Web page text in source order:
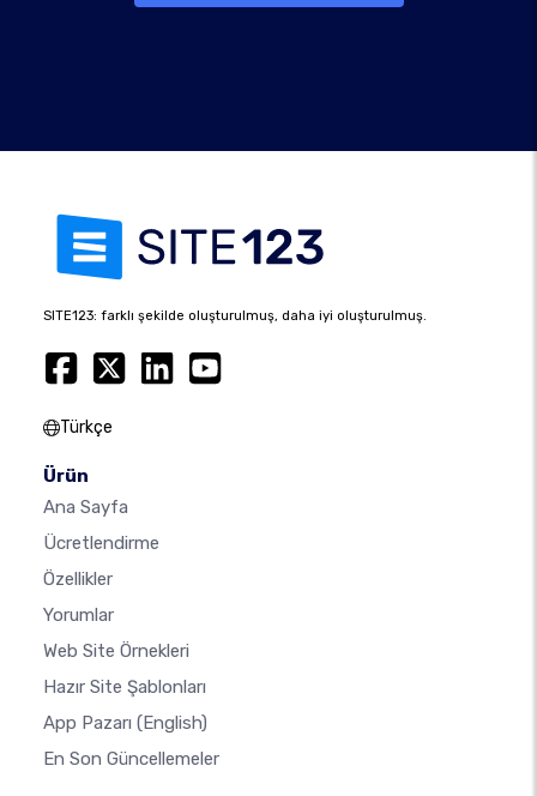
SITE123: farklı şekilde oluşturulmuş, daha iyi oluşturulmuş.
Türkçe
Ürün
Ana Sayfa
Ücretlendirme
Özellikler
Yorumlar
Web Site Örnekleri
Hazır Site Şablonları
App Pazarı (English)
En Son Güncellemeler